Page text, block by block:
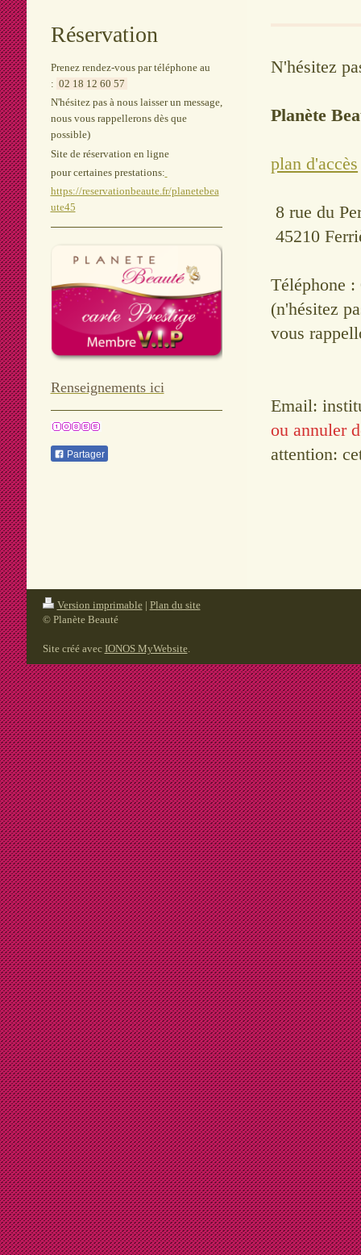
N'hésitez
Planète
plan d'accès
8 rue du
45210
Téléphone
(n'hésitez
vous
Email:
ou annuler
attention:
Réservation
Prenez rendez-vous par téléphone au
: 02 18 12 60 57
N'hésitez pas à nous laisser un message,
nous vous rappellerons dès que
possible)
Site de réservation en ligne
pour certaines prestations:
https://reservationbeaute.fr/planetebea
ute45
Renseignements ici
Partager
Version imprimable | Plan du site
© Planète Beauté
Site créé avec IONOS MyWebsite.